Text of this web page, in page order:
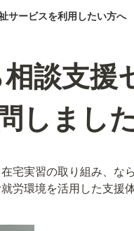
サービスを利用したい方へ
談支援
しました
宅実習の取り組み、な
労環境を活用した支援